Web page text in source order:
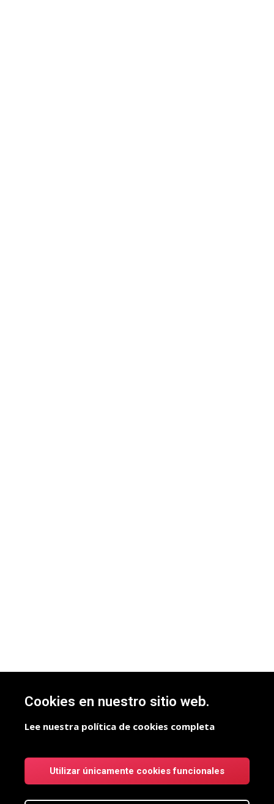
Cookies en nuestro sitio web.
Lee nuestra política de cookies completa
Utilizar únicamente cookies funcionales